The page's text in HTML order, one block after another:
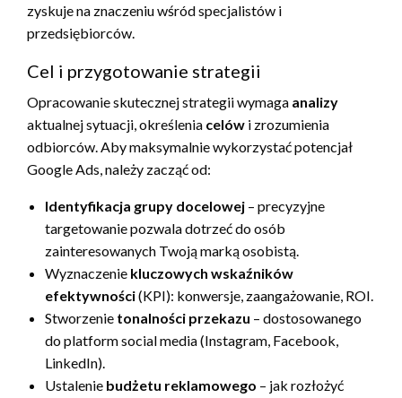
zyskuje na znaczeniu wśród specjalistów i
przedsiębiorców.
Cel i przygotowanie strategii
Opracowanie skutecznej strategii wymaga analizy
aktualnej sytuacji, określenia celów i zrozumienia
odbiorców. Aby maksymalnie wykorzystać potencjał
Google Ads, należy zacząć od:
Identyfikacja grupy docelowej – precyzyjne
targetowanie pozwala dotrzeć do osób
zainteresowanych Twoją marką osobistą.
Wyznaczenie kluczowych wskaźników
efektywności(KPI): konwersje, zaangażowanie, ROI.
Stworzenie tonalności przekazu – dostosowanego
do platform social media (Instagram, Facebook,
LinkedIn).
Ustalenie budżetu reklamowego – jak rozłożyć